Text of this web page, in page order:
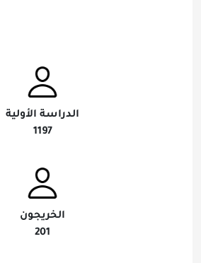
الدراسة الأولية
1197
الخريجون
201